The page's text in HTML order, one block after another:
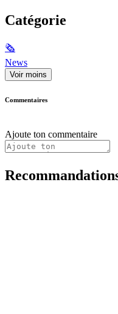
Catégorie
🗞
News
Voir moins
Commentaires
Ajoute ton commentaire